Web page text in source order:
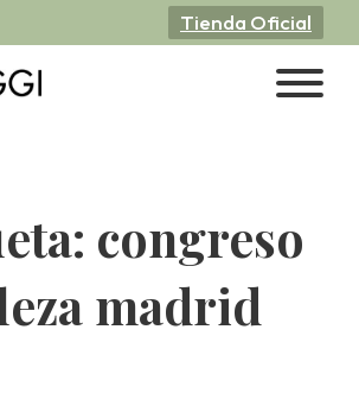
Tienda Oficial
congreso
madrid